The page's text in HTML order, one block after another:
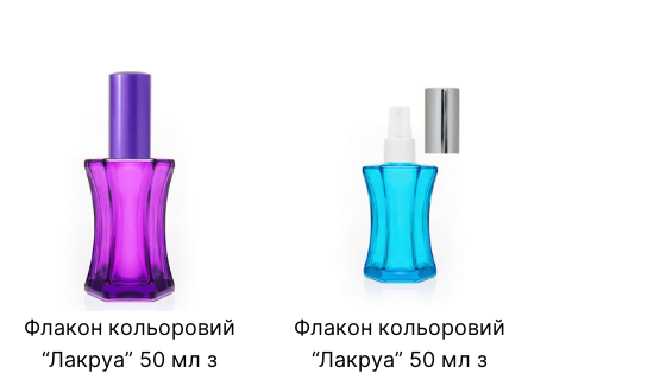
Флакон кольоровий
“Лакруа” 50 мл з
Флакон кольоровий
“Лакруа” 50 мл з